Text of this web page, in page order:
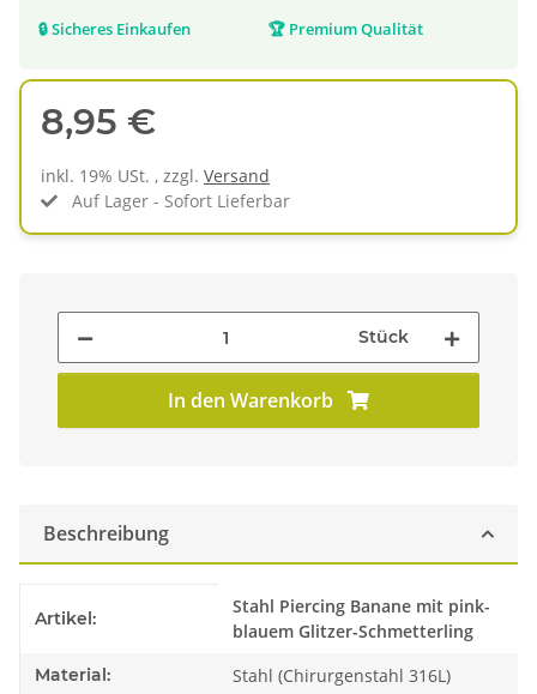
🔒Sicheres Einkaufen 🏆 Premium Qualität
8,95 €
inkl. 19% USt. , zzgl. Versand
Auf Lager - Sofort Lieferbar
Stück
In den Warenkorb
Beschreibung
Artikel:
Stahl Piercing Banane mit pink-
blauem Glitzer-Schmetterling
Material: Stahl (Chirurgenstahl 316L)